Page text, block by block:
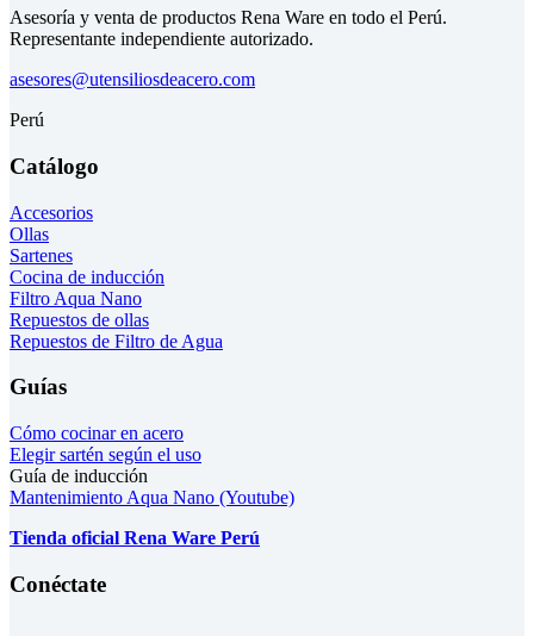
Asesoría y venta de productos Rena Ware en todo el Perú.
Representante independiente autorizado.
asesores@utensiliosdeacero.com
Perú
Catálogo
Accesorios
Ollas
Sartenes
Cocina de inducción
Filtro Aqua Nano
Repuestos de ollas
Repuestos de Filtro de Agua
Guías
Cómo cocinar en acero
Elegir sartén según el uso
Guía de inducción
Mantenimiento Aqua Nano (Youtube)
Tienda oficial Rena Ware Perú
Conéctate